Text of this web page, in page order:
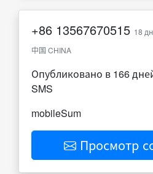
+86 13567670515 18
中国 CHINA
Опубликовано в 166
SMS
mobileSum
Просмотр